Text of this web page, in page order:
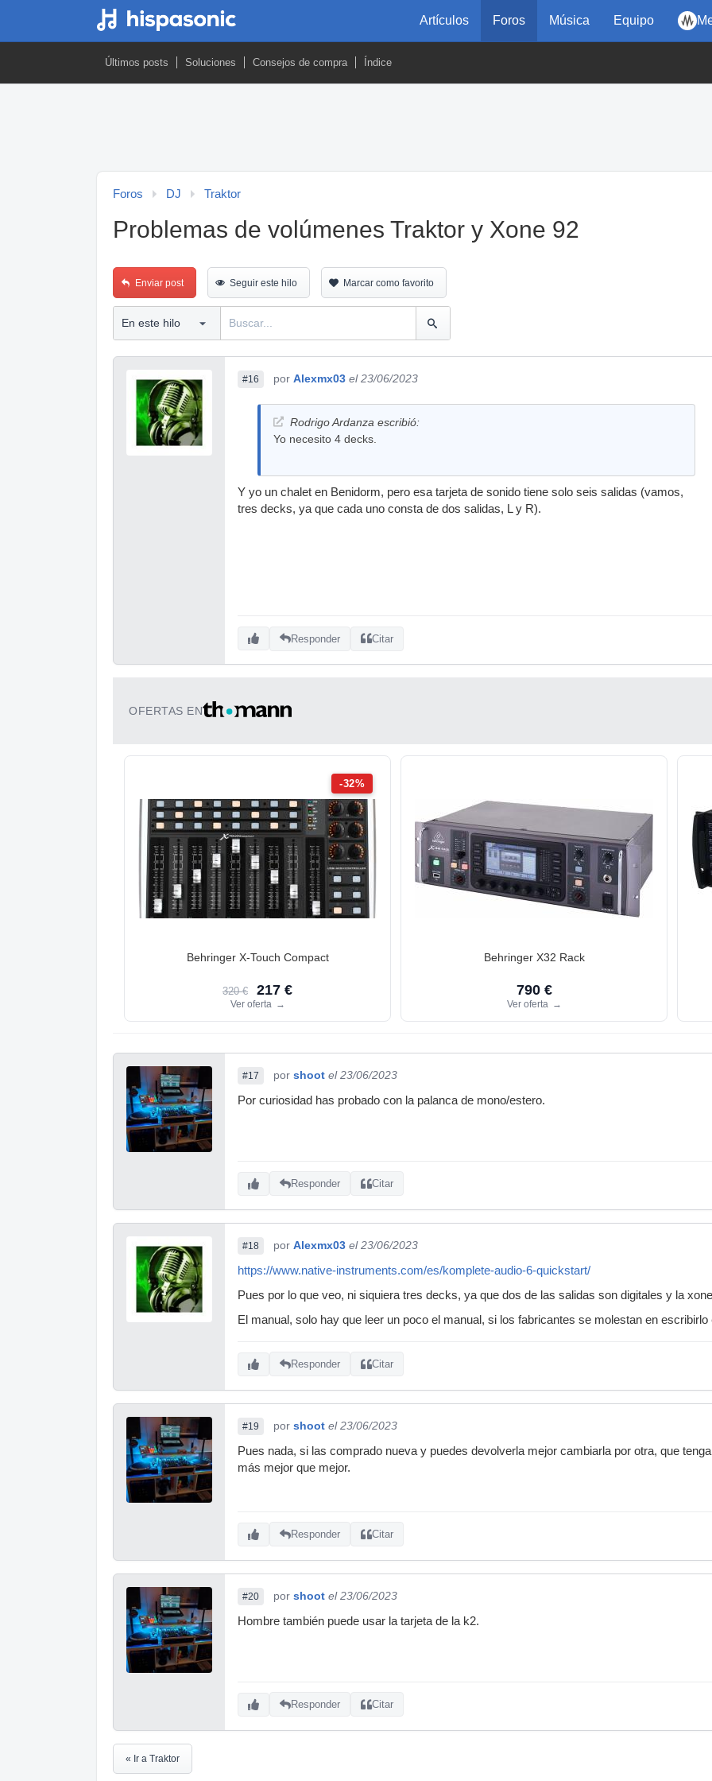
Artículos Foros Música Equipo
Últimos posts Soluciones Consejos de compra Índice
Foros DJ Traktor
Problemas de volúmenes Traktor y Xone 92
Enviar post Seguir este hilo Marcar como favorito
#16 por Alexmx03 el 23/06/2023
Rodrigo Ardanza escribió:
Yo necesito 4 decks.
Y yo un chalet en Benidorm, pero esa tarjeta de sonido tiene solo seis salidas (vamos,
tres decks, ya que cada uno consta de dos salidas, L y R).
Responder Citar
OFERTAS EN
-32%
Behringer X-Touch Compact
320 € 217 €
Ver oferta →
Behringer X32 Rack
790 €
Ver oferta →
#17 por shoot el 23/06/2023
Por curiosidad has probado con la palanca de mono/estero.
Responder Citar
#18 por Alexmx03 el 23/06/2023
https://www.native-instruments.com/es/komplete-audio-6-quickstart/
Pues por lo que veo, ni siquiera tres decks, ya que dos de las salidas son digitales y la
El manual, solo hay que leer un poco el manual, si los fabricantes se molestan en escribirlo
Responder Citar
#19 por shoot el 23/06/2023
Pues nada, si las comprado nueva y puedes devolverla mejor cambiarla por otra, que
más mejor que mejor.
Responder Citar
#20 por shoot el 23/06/2023
Hombre también puede usar la tarjeta de la k2.
Responder Citar
« Ir a Traktor